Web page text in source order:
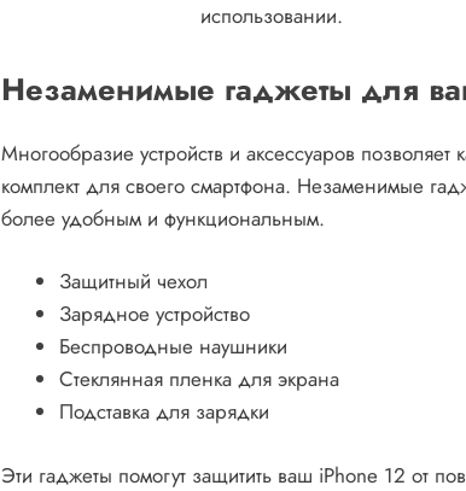
использовании.
Незаменимые гаджеты для
Многообразие устройств и аксессуаров
комплект для своего смартфона. Незаменимые
более удобным и функциональным.
Защитный чехол
Зарядное устройство
Беспроводные наушники
Стеклянная пленка для экрана
Подставка для зарядки
Эти гаджеты помогут защитить ваш iPhone 12 от